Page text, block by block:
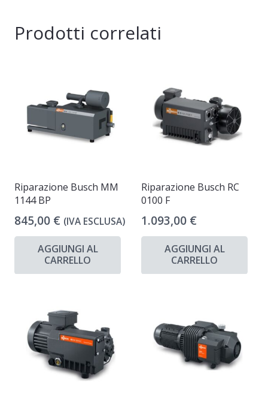
Prodotti correlati
Riparazione Busch MM
1144 BP
845,00 € (IVA ESCLUSA)
AGGIUNGI AL
CARRELLO
Riparazione Busch RC
0100 F
1.093,00 €
AGGIUNGI AL
CARRELLO